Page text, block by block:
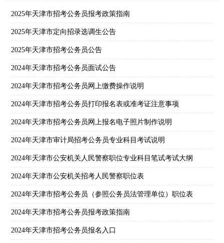
2025年天津市招考公务员报考政策指南
2025年天津市定向招录选调生公告
2025年天津市招考公务员公告
2024年天津市招考公务员面试公告
2024年天津市招考公务员网上缴费操作说明
2024年天津市招考公务员打印报名表或准考证注意事项
2024年天津市招考公务员网上报名电子照片制作说明
2024年天津市审计局招考公务员专业科目考试说明
2024年天津市公安机关人民警察职位专业科目笔试考试大纲
2024年天津市公安机关招考人民警察职位表
2024年天津市招考公务员（参照公务员法管理单位）职位表
2024年天津市招考公务员报考政策指南
2024年天津市招考公务员报名入口